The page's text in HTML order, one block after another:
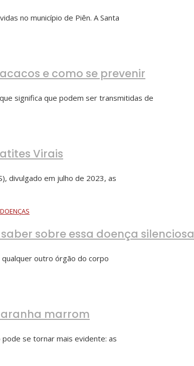
no município de Piên. A Santa
e como se prevenir
significa que podem ser transmitidas de
Virais
divulgado em julho de 2023, as
sobre essa doença silenciosa
outro órgão do corpo
marrom
se tornar mais evidente: as